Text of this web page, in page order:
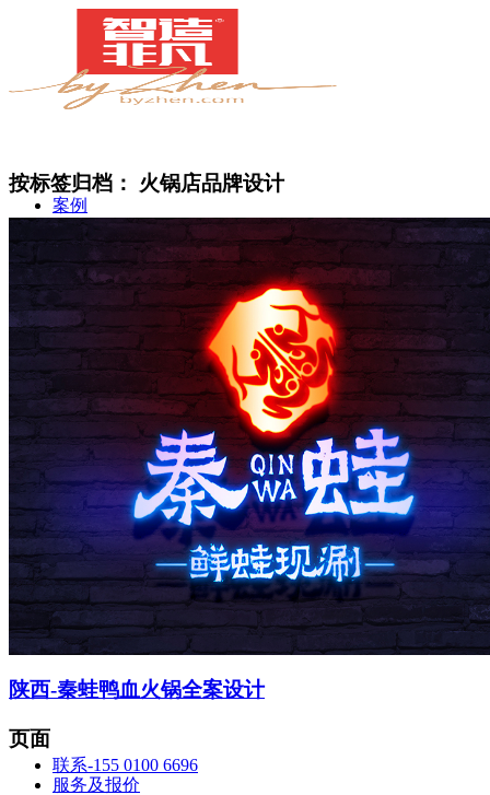
案例
简介
甄知灼见
智造中心
联系-155 0100 6696
按标签归档： 火锅店品牌设计
陕西-秦蛙鸭血火锅全案设计
页面
服务及报价